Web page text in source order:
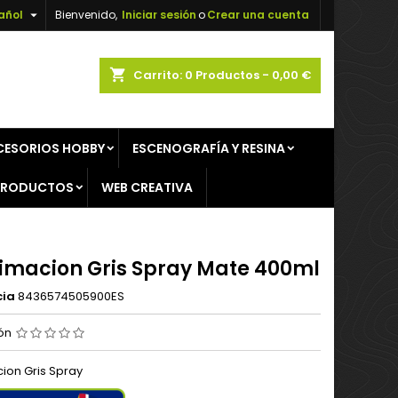
Bienvenido, Iniciar sesiónoCrear una cuenta

shopping_cart Carrito: 0 Productos - 0,00 €
HOBBY ESCENOGRAFÍA Y RESINA
WEB CREATIVA
Gris Spray Mate 400ml
8436574505900ES
Gris Spray